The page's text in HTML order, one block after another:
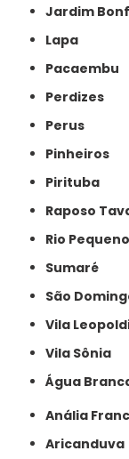
Jardim
Lapa
Pacaembu
Perdizes
Perus
Pinheiros
Pirituba
Raposo
Rio Pequeno
Sumaré
São
Vila
Vila Sônia
Água
Anália
Aricanduva